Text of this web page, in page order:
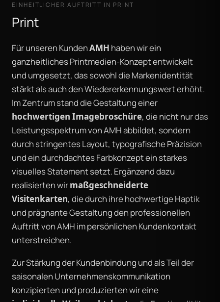
EINHEITLICHER AUFTRITT IN PRINT
Print
Für unseren KundenAMH haben wir ein
ganzheitliches Printmedien-Konzept entwickelt
und umgesetzt, das sowohl die Markenidentität
stärkt als auch den Wiedererkennungswert erhöht.
Im Zentrum stand die Gestaltung einer
hochwertigen Imagebroschüre, die nicht nur das
Leistungsspektrum von AMH abbildet, sondern
durch stringentes Layout, typografische Präzision
und ein durchdachtes Farbkonzept ein starkes
visuelles Statement setzt. Ergänzend dazu
realisierten wirmaßgeschneiderte
Visitenkarten, die durch ihre hochwertige Haptik
und prägnante Gestaltung den professionellen
Auftritt von AMH im persönlichen Kundenkontakt
unterstreichen.
Zur Stärkung der Kundenbindung und als Teil der
saisonalen Unternehmenskommunikation
konzipierten und produzierten wir eine